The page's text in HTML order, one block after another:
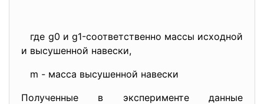
где g0 и g1-соответственно массы исходной
и высушенной навески,
m - масса высушенной навески
Полученные в эксперименте данные